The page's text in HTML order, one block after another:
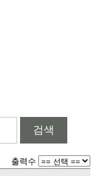
검색
출력수